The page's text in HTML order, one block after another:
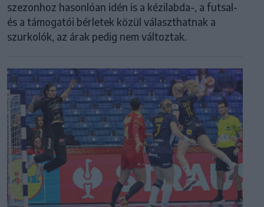
szezonhoz hasonlóan idén is a kézilabda-, a futsal-
és a támogatói bérletek közül választhatnak a
szurkolók, az árak pedig nem változtak.